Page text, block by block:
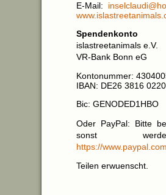
E-Mail:
Spendenkonto
islastreetanimals e.V.
VR-Bank Bonn eG
Kontonummer:
IBAN: DE26 3816
Bic: GENODED1HBO
Oder PayPal: Bitte
sonst
https://
Teilen erwuenscht.